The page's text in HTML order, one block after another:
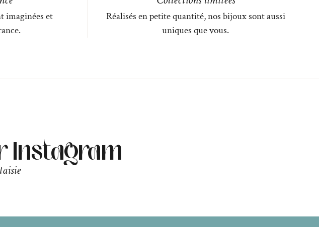
imaginées et
Réalisés en petite quantité, nos bijoux sont aussi
uniques que vous.
Instagram